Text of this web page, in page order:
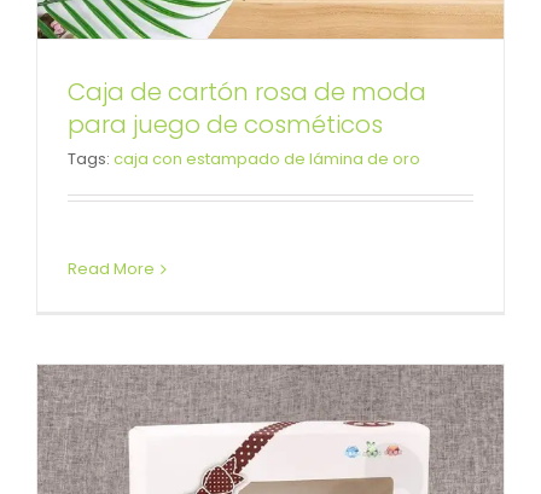
Caja de cartón rosa de moda
para juego de cosméticos
Tags: caja con estampado de lámina de oro
Read More
Caja De Ropa De Cartón Blanco
Con Ventana De Plástico
Caja con tapa desmontable